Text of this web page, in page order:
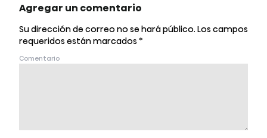
Agregar un comentario
Su dirección de correo no se hará público. Los campos
requeridos están marcados *
Comentario